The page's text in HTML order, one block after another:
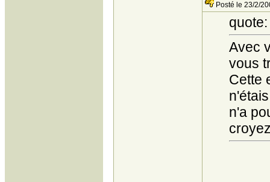
Posté le 23/2/
quote:
Avec
vous
Cette
n'a